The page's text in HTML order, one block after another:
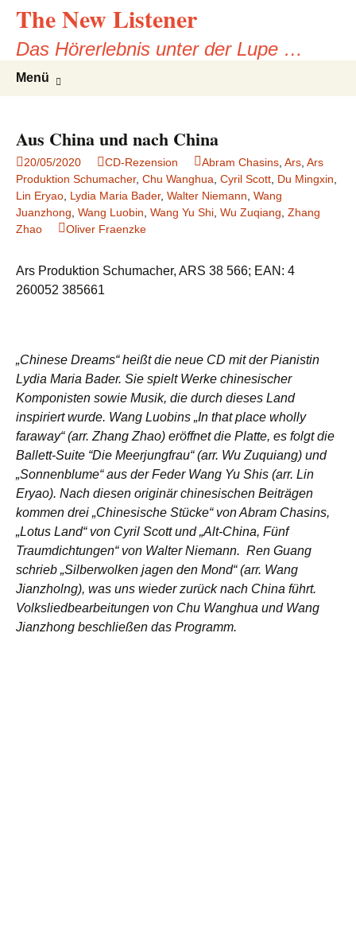
Inhalt
springen
The New Listener
Das Hörerlebnis unter der Lupe …
Menü
Aus China und nach China
20/05/2020 CD-Rezension Abram Chasins Ars Ars
Produktion Schumacher, Chu Wanghua Cyril Scott Du Mingxin
Lin Eryao Lydia Maria Bader, Walter Niemann Wang
Juanzhong Wang Luobin Wang Yu Shi Wu Zuqiang Zhang
Zhao
Oliver Fraenzke
Ars Produktion Schumacher, ARS 38 566; EAN: 4
260052 385661
„Chinese Dreams“ heißt die neue CD mit der Pianistin
Lydia Maria Bader. Sie spielt Werke chinesischer
Komponisten sowie Musik, die durch dieses Land
inspiriert wurde. Wang Luobins „In that place wholly
faraway“ (arr. Zhang Zhao) eröffnet die Platte, es folgt die
Ballett-Suite “Die Meerjungfrau“ (arr. Wu Zuquiang) und
„Sonnenblume“ aus der Feder Wang Yu Shis (arr. Lin
Eryao). Nach diesen originär chinesischen Beiträgen
kommen drei „Chinesische Stücke“ von Abram Chasins,
„Lotus Land“ von Cyril Scott und „Alt-China, Fünf
Traumdichtungen“ von Walter Niemann. Ren Guang
schrieb „Silberwolken jagen den Mond“ (arr. Wang
Jianzholng), was uns wieder zurück nach China führt.
Volksliedbearbeitungen von Chu Wanghua und Wang
Jianzhong beschließen das Programm.